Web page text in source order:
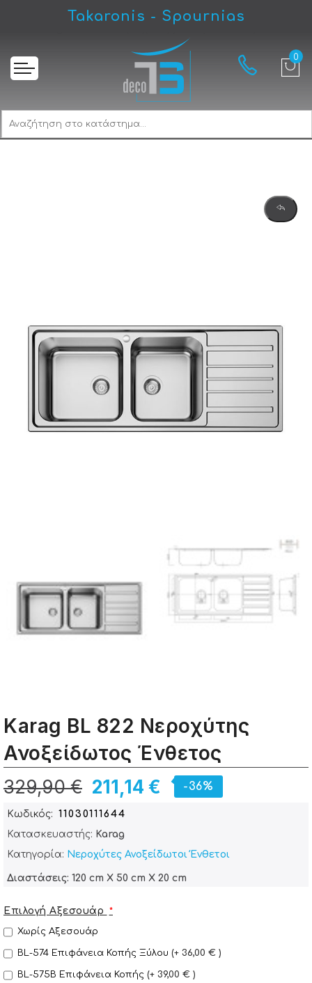
Takaronis - Spournias
Karag BL 822 Νεροχύτης Ανοξείδωτος Ένθετος
Karag BL 822 Νεροχύτης
Ανοξείδωτος Ένθετος
211,14 €
329,90 € -36%
Κωδικός
11030111644
Κατασκευαστής: Karag
Κατηγορία: Νεροχύτες Ανοξείδωτοι Ένθετοι
Διαστάσεις: 120 cm X 50 cm X 20 cm
Επιλογή Αξεσουάρ
Χωρίς Αξεσουάρ
BL-574 Επιφάνεια Κοπής Ξύλου + 36,00 €
BL-575B Επιφάνεια Κοπής + 39,00 €